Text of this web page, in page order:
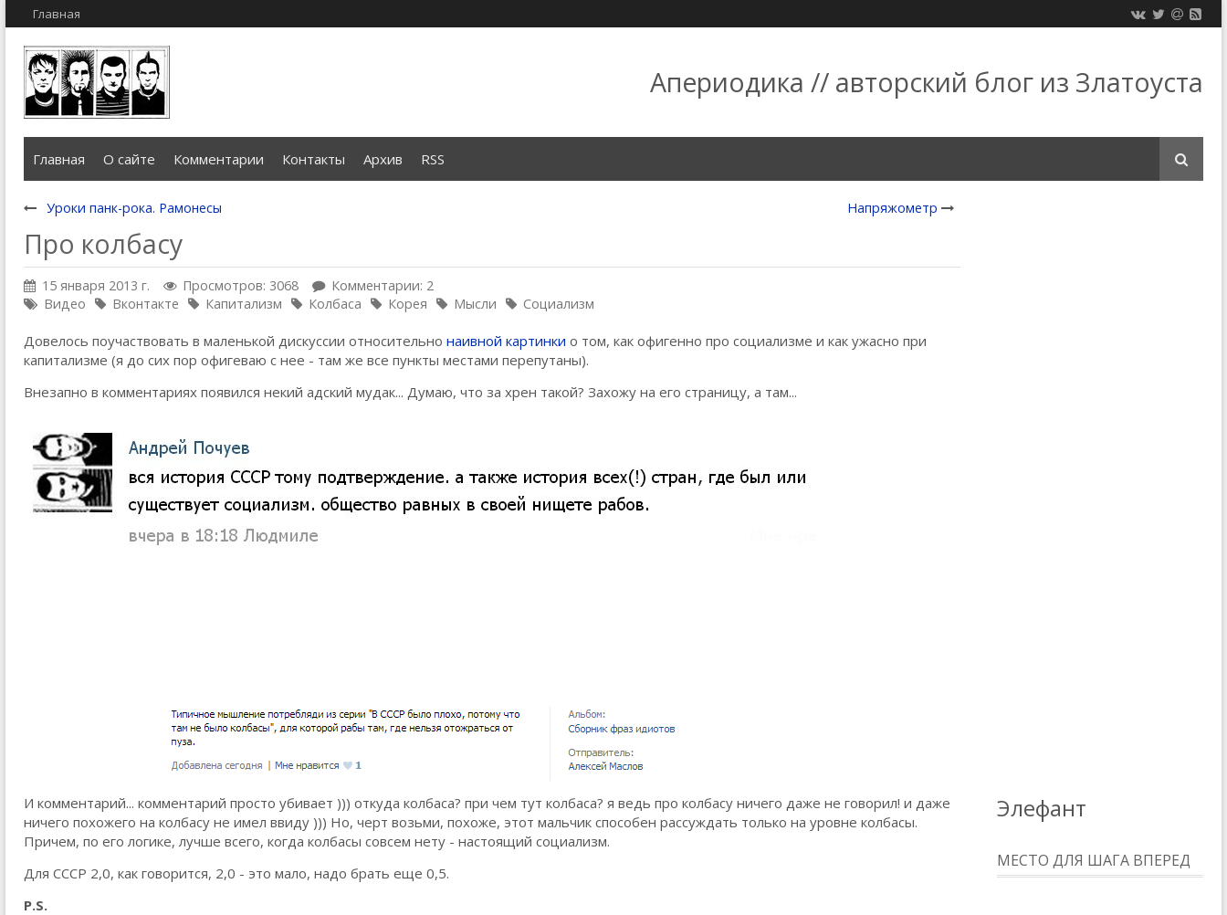
Главная
Апериодика // авторский блог из Златоуста
Главная О сайте Комментарии Контакты Архив RSS
Уроки панк-рока. Рамонесы Напряжометр
Про колбасу
15 января 2013 г. Просмотров: 3068
Комментарии: 2
Видео
Вконтакте Капитализм Колбаса Корея Мысли Социализм
Довелось поучаствовать в маленькой дискуссии относительно наивной картинки о том, как офигенно про социализме и как ужасно при
капитализме (я до сих пор офигеваю с нее - там же все пункты местами перепутаны).
Внезапно в комментариях появился некий адский мудак... Думаю, что за хрен такой? Захожу на его страницу, а там...
И комментарий... комментарий просто убивает ))) откуда колбаса? при чем тут колбаса? я ведь про колбасу ничего даже не говорил! и даже
ничего похожего на колбасу не имел ввиду ))) Но, черт возьми, похоже, этот мальчик способен рассуждать только на уровне колбасы.
Причем, по его логике, лучше всего, когда колбасы совсем нету - настоящий социализм.
Для СССР 2,0, как говорится, 2,0 - это мало, надо брать еще 0,5.
P.S.
Элефант
МЕСТО ДЛЯ ШАГА ВПЕРЕД